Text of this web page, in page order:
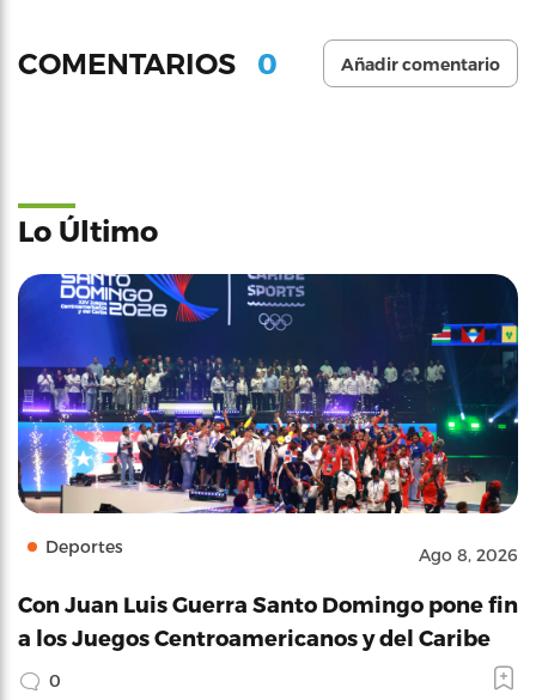
COMENTARIOS 0 Añadir comentario
Lo Último
Deportes Ago 8, 2026
Con Juan Luis Guerra Santo Domingo pone fin
a los Juegos Centroamericanos y del Caribe
0